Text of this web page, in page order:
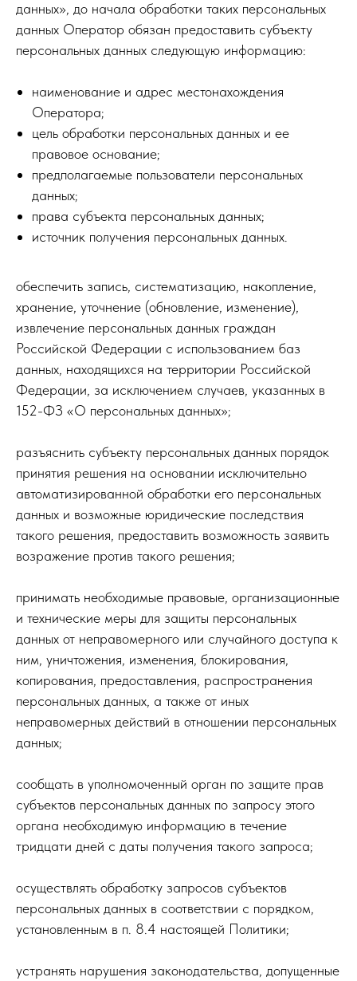
данных», до начала обработки таких персональных
данных Оператор обязан предоставить субъекту
персональных данных следующую информацию:
наименование и адрес местонахождения
Оператора;
цель обработки персональных данных и ее
правовое основание;
предполагаемые пользователи персональных
данных;
права субъекта персональных данных;
источник получения персональных данных.
обеспечить запись, систематизацию, накопление,
хранение, уточнение (обновление, изменение),
извлечение персональных данных граждан
Российской Федерации с использованием баз
данных, находящихся на территории Российской
Федерации, за исключением случаев, указанных в
152-ФЗ «О персональных данных»;
разъяснить субъекту персональных данных порядок
принятия решения на основании исключительно
автоматизированной обработки его персональных
данных и возможные юридические последствия
такого решения, предоставить возможность заявить
возражение против такого решения;
принимать необходимые правовые, организационные
и технические меры для защиты персональных
данных от неправомерного или случайного доступа к
ним, уничтожения, изменения, блокирования,
копирования, предоставления, распространения
персональных данных, а также от иных
неправомерных действий в отношении персональных
данных;
сообщать в уполномоченный орган по защите прав
субъектов персональных данных по запросу этого
органа необходимую информацию в течение
тридцати дней с даты получения такого запроса;
осуществлять обработку запросов субъектов
персональных данных в соответствии с порядком,
установленным в п. 8.4 настоящей Политики;
устранять нарушения законодательства, допущенные